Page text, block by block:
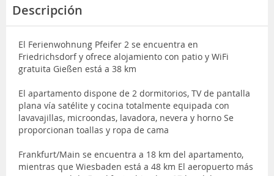
Descripción
El Ferienwohnung Pfeifer 2 se encuentra en
Friedrichsdorf y ofrece alojamiento con patio y WiFi
gratuita Gießen está a 38 km
El apartamento dispone de 2 dormitorios, TV de pantalla
plana vía satélite y cocina totalmente equipada con
lavavajillas, microondas, lavadora, nevera y horno Se
proporcionan toallas y ropa de cama
Frankfurt/Main se encuentra a 18 km del apartamento,
mientras que Wiesbaden está a 48 km El aeropuerto más